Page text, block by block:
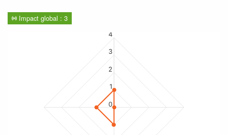
Impact global : 3
0
1
2
3
4